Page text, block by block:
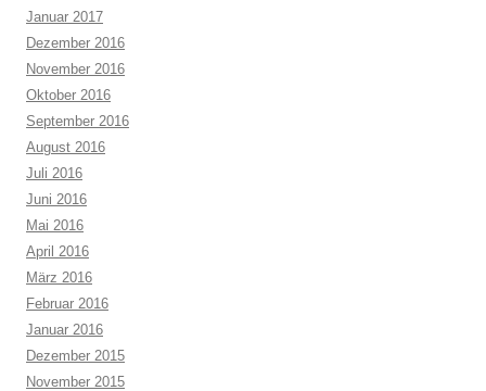
Januar 2017
Dezember 2016
November 2016
Oktober 2016
September 2016
August 2016
Juli 2016
Juni 2016
Mai 2016
April 2016
März 2016
Februar 2016
Januar 2016
Dezember 2015
November 2015